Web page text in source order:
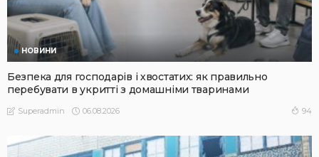
НОВИНИ
Безпека для господарів і хвостатих: як правильно
перебувати в укритті з домашніми тваринами
Superadmin 06.08.2026 94